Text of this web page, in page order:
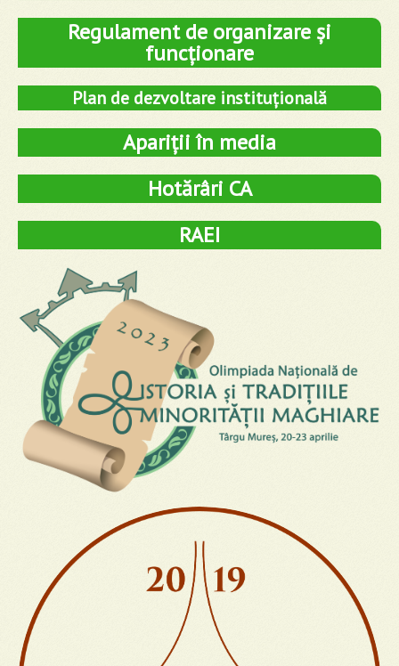
Regulament de organizare și
funcționare
Plan de dezvoltare instituțională
Apariții în media
Hotărâri CA
RAEI